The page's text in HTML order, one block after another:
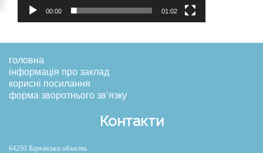
00:00 01:02
головна
інформація про заклад
корисні посилання
форма зворотнього зв’язку
Контакти
64250 Харківська область